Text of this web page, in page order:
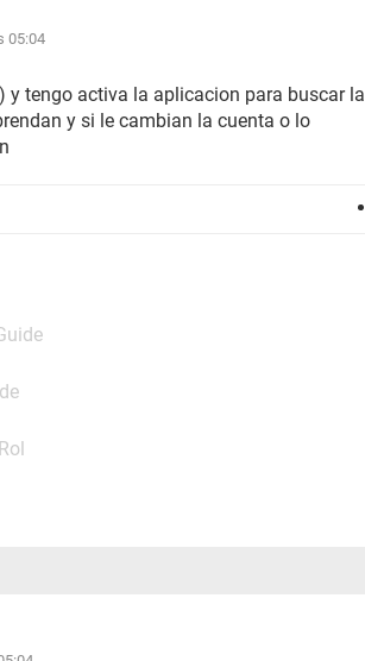
05:04
y tengo activa la aplicacion para buscar la
y si le cambian la cuenta o lo